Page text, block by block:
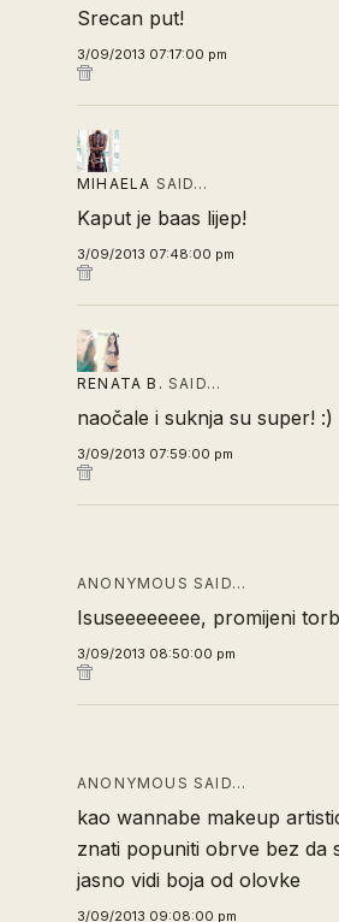
Srecan put!
3/09/2013 07:17:00 pm
MIHAELA SAID…
Kaput je baas lijep!
3/09/2013 07:48:00 pm
RENATA B. SAID…
naočale i suknja su super! :)
3/09/2013 07:59:00 pm
ANONYMOUS SAID…
Isuseeeeeeee, promijeni
3/09/2013 08:50:00 pm
ANONYMOUS SAID…
kao wannabe makeup
znati popuniti obrve bez da
jasno vidi boja od olovke
3/09/2013 09:08:00 pm